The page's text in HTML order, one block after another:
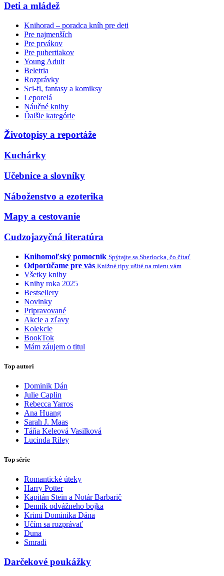
Deti a mládež
Knihorad – poradca kníh pre deti
Pre najmenších
Pre prvákov
Pre pubertiakov
Young Adult
Beletria
Rozprávky
Sci-fi, fantasy a komiksy
Leporelá
Náučné knihy
Ďalšie kategórie
Životopisy a reportáže
Kuchárky
Učebnice a slovníky
Náboženstvo a ezoterika
Mapy a cestovanie
Cudzojazyčná literatúra
Knihomoľský pomocník Spýtajte sa Sherlocka, čo čítať
Odporúčame pre vás Knižné tipy ušité na mieru vám
Všetky knihy
Knihy roka 2025
Bestsellery
Novinky
Pripravované
Akcie a zľavy
Kolekcie
BookTok
Mám záujem o titul
Top autori
Dominik Dán
Julie Caplin
Rebecca Yarros
Ana Huang
Sarah J. Maas
Táňa Keleová Vasilková
Lucinda Riley
Top série
Romantické úteky
Harry Potter
Kapitán Stein a Notár Barbarič
Denník odvážneho bojka
Krimi Dominika Dána
Učím sa rozprávať
Duna
Smradi
Darčekové poukážky